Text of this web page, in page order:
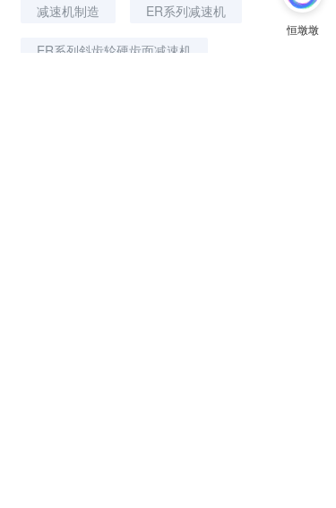
减速机制造 ER系列减速机
ER系列斜齿轮硬齿面减速机